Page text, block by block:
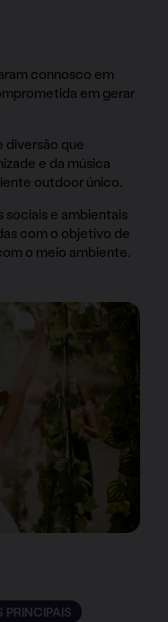
connosco em
em gerar
diversão que
e da música
outdoor único.
sociais e ambientais
com o objetivo de
o meio ambiente.
PRINCIPAIS